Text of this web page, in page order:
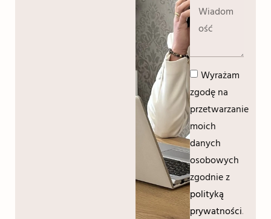
Wyrażam
zgodę na
przetwarzanie
moich
danych
osobowych
zgodnie z
polityką
prywatności.